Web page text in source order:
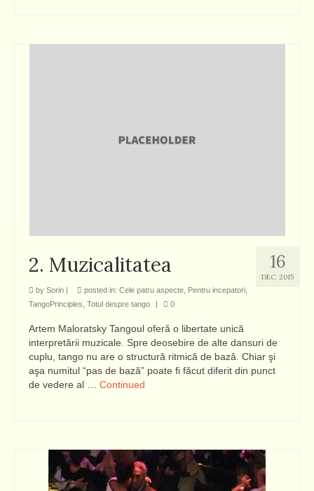
16
DEC. 2015
2. Muzicalitatea
by Sorin | posted in: Cele patru aspecte Pentru incepatori
TangoPrinciples Totul despre tango | 0
Artem Maloratsky Tangoul oferă o libertate unică
interpretării muzicale. Spre deosebire de alte dansuri de
cuplu, tango nu are o structură ritmică de bază. Chiar şi
aşa numitul “pas de bază” poate fi făcut diferit din punct
de vedere al … Continued